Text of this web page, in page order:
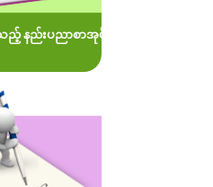
နည်းပညာစာအုပ်များ